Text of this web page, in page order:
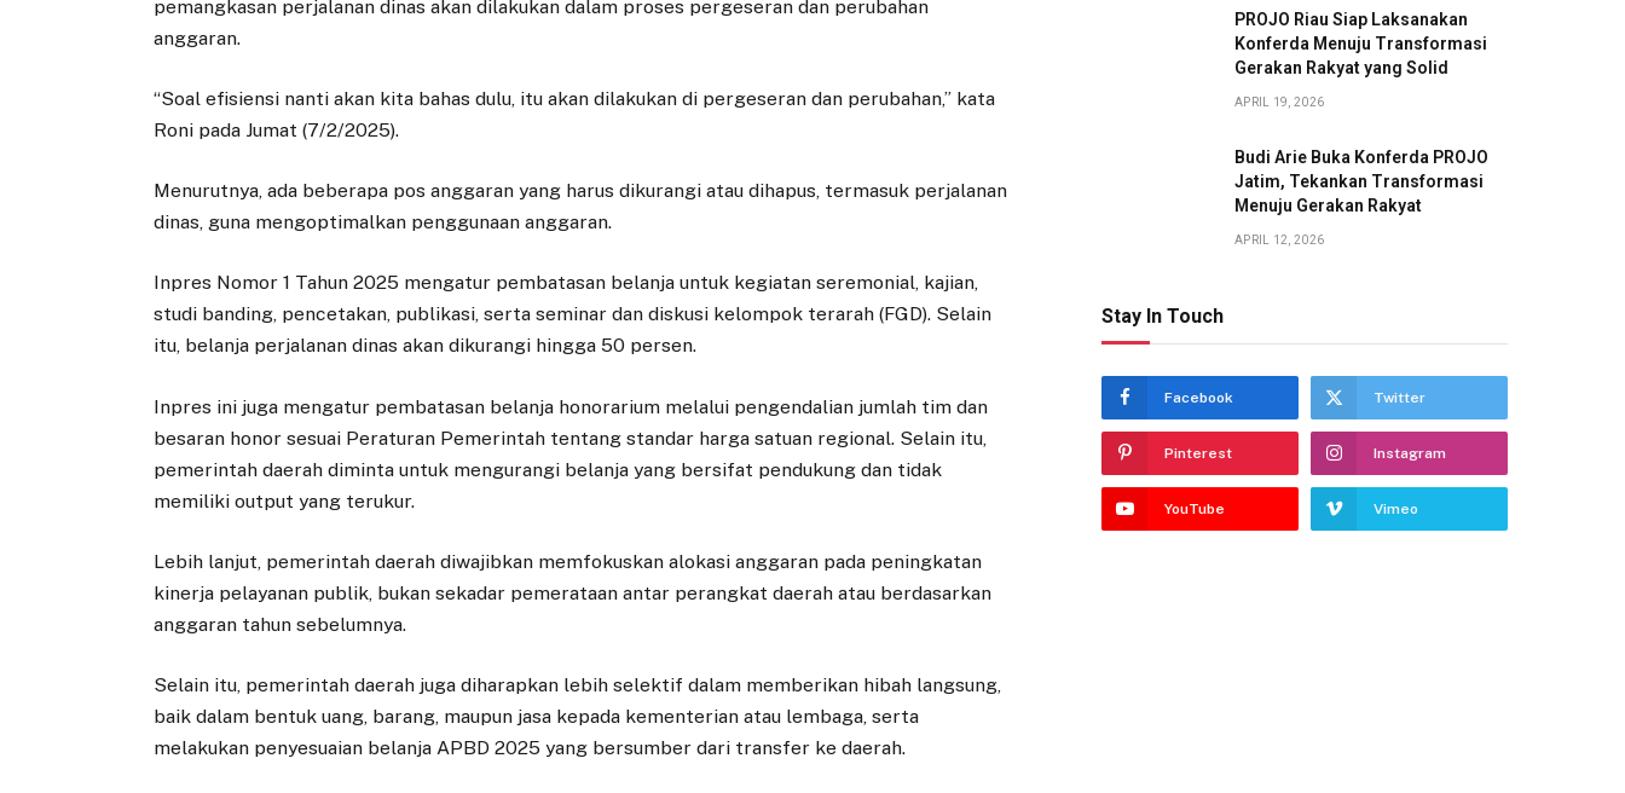
pemangkasan perjalanan dinas akan dilakukan dalam proses pergeseran dan perubahan
anggaran.
“Soal efisiensi nanti akan kita bahas dulu, itu akan dilakukan di pergeseran dan perubahan,” kata
Roni pada Jumat (7/2/2025).
Menurutnya, ada beberapa pos anggaran yang harus dikurangi atau dihapus, termasuk perjalanan
dinas, guna mengoptimalkan penggunaan anggaran.
Inpres Nomor 1 Tahun 2025 mengatur pembatasan belanja untuk kegiatan seremonial, kajian,
studi banding, pencetakan, publikasi, serta seminar dan diskusi kelompok terarah (FGD). Selain
itu, belanja perjalanan dinas akan dikurangi hingga 50 persen.
Inpres ini juga mengatur pembatasan belanja honorarium melalui pengendalian jumlah tim dan
besaran honor sesuai Peraturan Pemerintah tentang standar harga satuan regional. Selain itu,
pemerintah daerah diminta untuk mengurangi belanja yang bersifat pendukung dan tidak
memiliki output yang terukur.
Lebih lanjut, pemerintah daerah diwajibkan memfokuskan alokasi anggaran pada peningkatan
kinerja pelayanan publik, bukan sekadar pemerataan antar perangkat daerah atau berdasarkan
anggaran tahun sebelumnya.
Selain itu, pemerintah daerah juga diharapkan lebih selektif dalam memberikan hibah langsung,
baik dalam bentuk uang, barang, maupun jasa kepada kementerian atau lembaga, serta
melakukan penyesuaian belanja APBD 2025 yang bersumber dari transfer ke daerah.
PROJO Riau Siap Laksanakan
Konferda Menuju Transformasi
Gerakan Rakyat yang Solid
APRIL 19, 2026
Budi Arie Buka Konferda PROJO
Jatim, Tekankan Transformasi
Menuju Gerakan Rakyat
APRIL 12, 2026
Stay In Touch
Facebook Twitter
Pinterest Instagram
YouTube Vimeo